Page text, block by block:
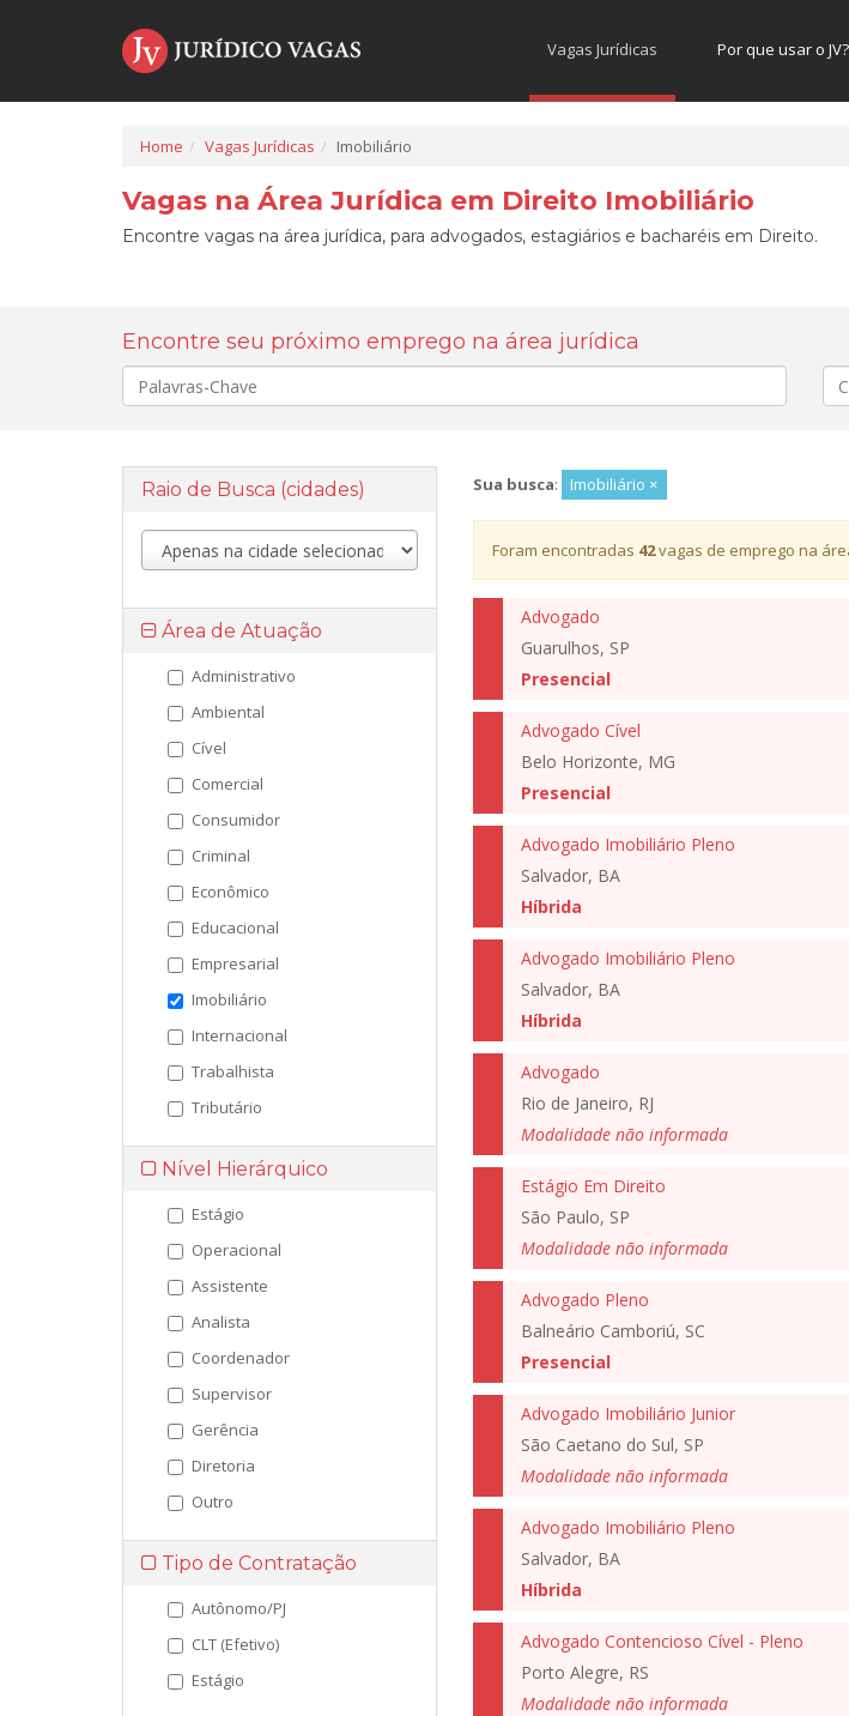
Vagas Jurídicas Por que usar o JV?
Home Vagas Jurídicas Imobiliário
Vagas na Área Jurídica em Direito Imobiliário
Encontre vagas na área jurídica, para advogados, estagiários e bacharéis em Direito.
Encontre seu próximo emprego na área jurídica
Palavra-
chave
Raio de Busca (cidades)
Área de Atuação
Administrativo
Ambiental
Cível
Comercial
Consumidor
Criminal
Econômico
Educacional
Empresarial
Imobiliário
Internacional
Trabalhista
Tributário
Nível Hierárquico
Estágio
Operacional
Assistente
Analista
Coordenador
Supervisor
Gerência
Diretoria
Outro
Tipo de Contratação
Autônomo/PJ
CLT (Efetivo)
Estágio
Sua busca: Imobiliário ×
Foram encontradas 42vagas de emprego na
Advogado
Guarulhos, SP
Presencial
Advogado Cível
Belo Horizonte, MG
Presencial
Advogado Imobiliário Pleno
Salvador, BA
Híbrida
Advogado Imobiliário Pleno
Salvador, BA
Híbrida
Advogado
Rio de Janeiro, RJ
Modalidade não informada
Estágio Em Direito
São Paulo, SP
Modalidade não informada
Advogado Pleno
Balneário Camboriú, SC
Presencial
Advogado Imobiliário Junior
São Caetano do Sul, SP
Modalidade não informada
Advogado Imobiliário Pleno
Salvador, BA
Híbrida
Advogado Contencioso Cível - Pleno
Porto Alegre, RS
Modalidade não informada